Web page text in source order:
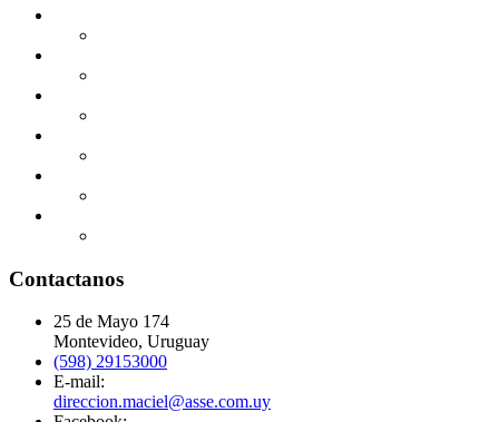
Contactanos
25 de Mayo 174
Montevideo, Uruguay
(598) 29153000
E-mail:
direccion.maciel@asse.com.uy